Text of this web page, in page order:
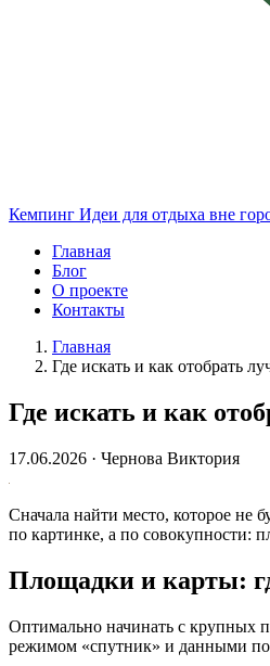
Кемпинг Идеи для отдыха вне
Главная
Блог
О проекте
Контакты
Главная
Где искать и как отобрать
Где искать и как
17.06.2026 · Чернова Виктория
Сначала найти место, которое не
по картинке, а по совокупности:
Площадки и карты:
Оптимально начинать с крупных
режимом «спутник» и данными по